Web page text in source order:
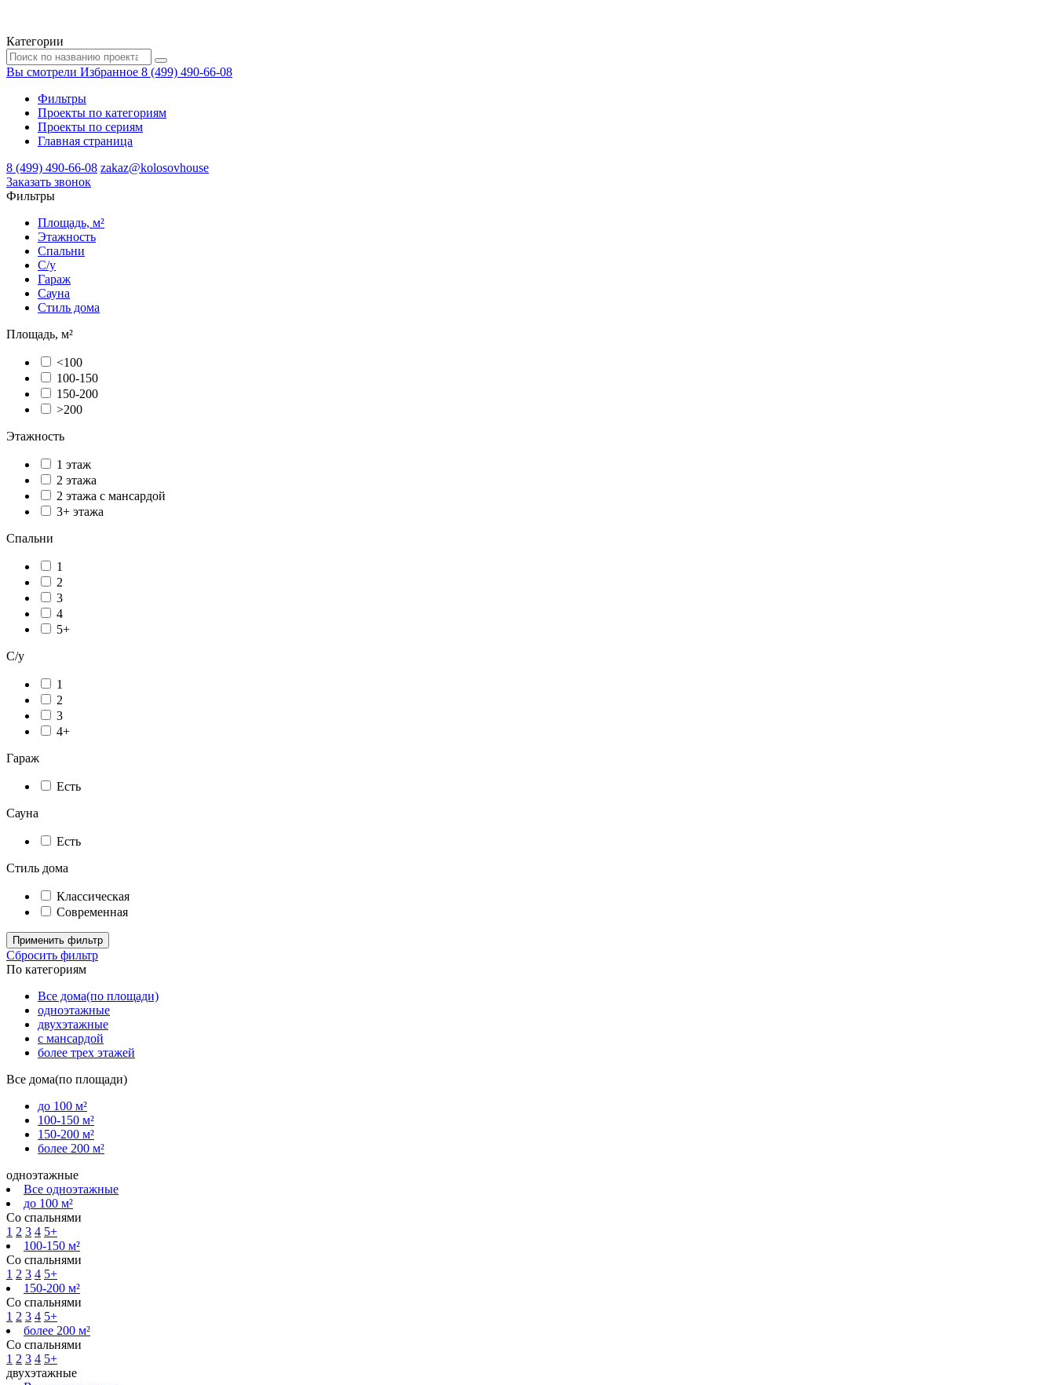
Категории
Вы смотрели Избранное 8 (499) 490-66-08
Фильтры
Проекты по категориям
Проекты по сериям
Главная страница
8 (499) 490-66-08 zakaz@kolosovhouse
3аказать звонок
Фильтры
Площадь, м²
Этажность
Спальни
С/у
Гараж
Сауна
Стиль дома
Площадь, м²
<100
100-150
150-200
>200
Этажность
1 этаж
2 этажа
2 этажа с мансардой
3+ этажа
Спальни
1
2
3
4
5+
С/у
1
2
3
4+
Гараж
Есть
Сауна
Есть
Стиль дома
Классическая
Современная
Применить фильтр
Сбросить фильтр
По категориям
Все дома(по площади)
одноэтажные
двухэтажные
с мансардой
более трех этажей
Все дома(по площади)
до 100 м²
100-150 м²
150-200 м²
более 200 м²
одноэтажные
Все одноэтажные
до 100 м²
Со спальнями
1 2 3 4 5+
100-150 м²
Со спальнями
1 2 3 4 5+
150-200 м²
Со спальнями
1 2 3 4 5+
более 200 м²
Со спальнями
1 2 3 4 5+
двухэтажные